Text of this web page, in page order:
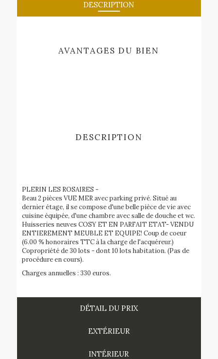
DESCRIPTION
AVANTAGES DU BIEN
DESCRIPTION
PLERIN LES ROSAIRES -
Beau 2 pièces VUE MER avec parking privé. Situé au
dernier étage, il se compose d'une belle pièce de vie avec
cuisine équipée, d'une chambre avec salle de douche et wc.
Huisseries neuves COSY ET EN PARFAIT ETAT- VENDU
ENTIEREMENT MEUBLE ET EQUIPE! Coup de coeur
(6.00 % honoraires TTC à la charge de l'acquéreur.)
Copropriété de 30 lots - dont 10 lots habitation. (Pas de
procédure en cours).
Charges annuelles : 330 euros.
DÉTAIL DU PRIX
EXTÉRIEUR
INTÉRIEUR